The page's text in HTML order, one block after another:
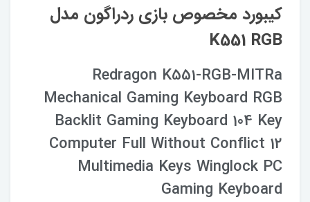
کیبورد مخصوص بازی ردراگون مدل
K551 RGB
Redragon K551-RGB-MITRa
Mechanical Gaming Keyboard RGB
Backlit Gaming Keyboard 104 Key
Computer Full Without Conflict 12
Multimedia Keys Winglock PC
Gaming Keyboard